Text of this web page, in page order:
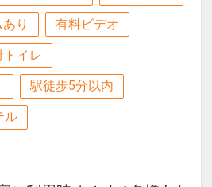
り 有料ビデオ
トイレ
駅徒歩5分以内
ル